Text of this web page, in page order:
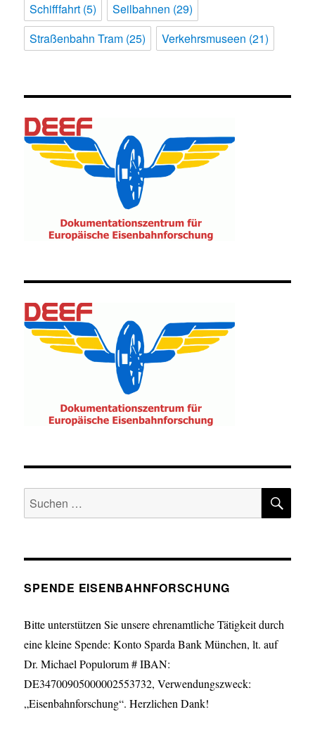
Schifffahrt (5) Seilbahnen (29)
Straßenbahn Tram (25) Verkehrsmuseen (21)
Suche
nach:
SPENDE EISENBAHNFORSCHUNG
Bitte unterstützen Sie unsere ehrenamtliche Tätigkeit durch
eine kleine Spende: Konto Sparda Bank München, lt. auf
Dr. Michael Populorum # IBAN:
DE34700905000002553732, Verwendungszweck:
„Eisenbahnforschung“. Herzlichen Dank!